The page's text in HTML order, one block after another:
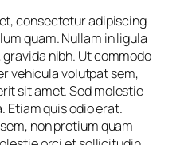
consectetur adipiscing
quam. Nullam in ligula
nibh. Ut commodo
vehicula volutpat sem,
sit amet. Sed molestie
Etiam quis odio erat.
non pretium quam